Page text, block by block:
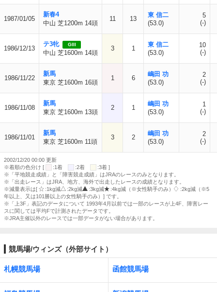
1987/01/05
新春4
中山 芝1200m 14頭
11 13
東 信二
(53.0)
5
(-)
1986/12/13
テ3牝 GIII
中山 芝1600m 14頭
3 1
東 信二
(53.0)
10
(-)
1986/11/22
新馬
東京 芝1600m 16頭
1 6
嶋田 功
(53.0)
2
(-)
1986/11/08
新馬
東京 芝1600m 13頭
2 1
嶋田 功
(53.0)
1
(-)
1986/11/01
新馬
東京 芝1600m 11頭
3 2
嶋田 功
(53.0)
2
(-)
2002/12/20 00:00 更新
※着順の色分け [
:1着 :2着
:3着 ]
※「平地競走成績」と「障害競走成績」はJRAのレースのみとなります。
※「出走レース」はJRA、地方、海外で出走したレースの成績となります。
※減量表示は[
:1kg減 :2kg減 :3kg減 :4kg減（※女性騎手のみ）
:2kg減（※5
年以上、又は101勝以上の女性騎手のみ）] です。
※「上3F」表記のデータについて 1993年4月以前では一部のレースが上4F、障害レー
スに関しては平均Fで計測されたデータです。
※JRA主催以外のレースでは一部データがない場合があります。
競馬場/ウィンズ（外部サイト）
札幌競馬場 函館競馬場